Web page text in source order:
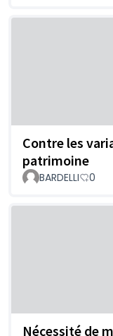
Contre les
patrimoine
BARDELLI 0
Nécessité de